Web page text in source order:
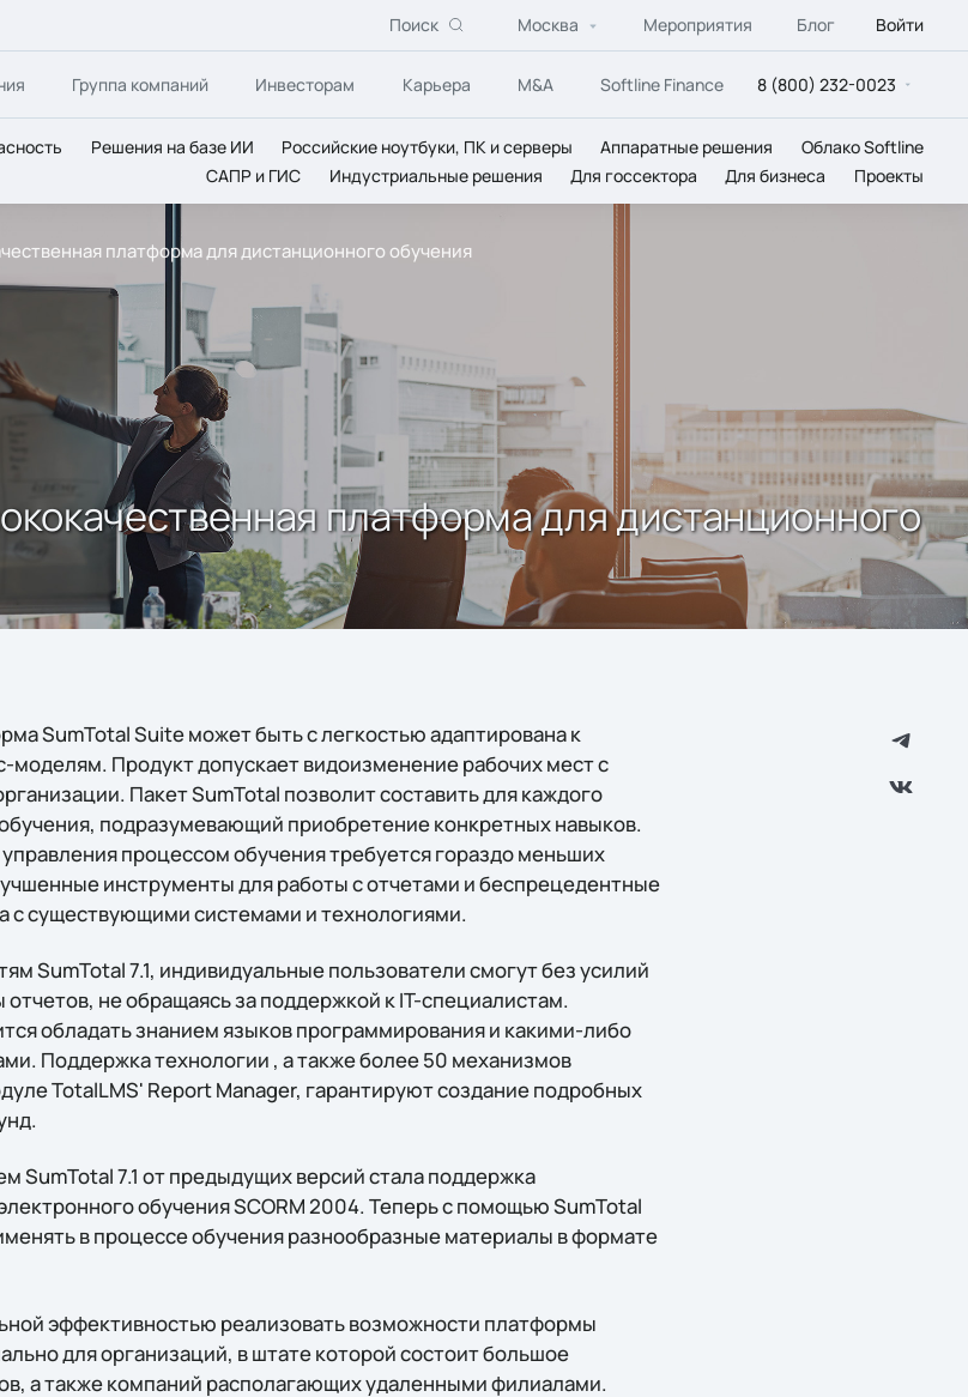
Поиск Москва Мероприятия Блог Войти
Группа компаний Инвесторам Карьера M&A Softline Finance 8 (800) 232-0023
Решения на базе ИИ Российские ноутбуки, ПК и серверы Аппаратные решения
Облако Softline
САПР и ГИС
Индустриальные решения Для госсектора Для бизнеса Проекты
платформа для дистанционного обучения
платформа для дистанционного
SumTotal Suite может быть с легкостью адаптирована к
Продукт допускает видоизменение рабочих мест с
Пакет SumTotal позволит составить для каждого
подразумевающий приобретение конкретных навыков.
процессом обучения требуется гораздо меньших
инструменты для работы с отчетами и беспрецедентные
с существующими системами и технологиями.
SumTotal 7.1, индивидуальные пользователи смогут без усилий
не обращаясь за поддержкой к IT-специалистам.
обладать знанием языков программирования и какими-либо
Поддержка технологии , а также более 50 механизмов
TotalLMS' Report Manager, гарантируют создание подробных
7.1 от предыдущих версий стала поддержка
обучения SCORM 2004. Теперь с помощью SumTotal
в процессе обучения разнообразные материалы в формате
эффективностью реализовать возможности платформы
для организаций, в штате которой состоит большое
а также компаний располагающих удаленными филиалами.